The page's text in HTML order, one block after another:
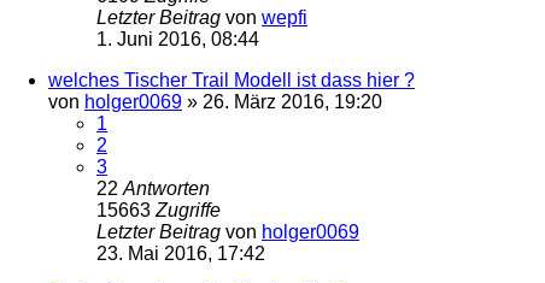
Letzter Beitrag von wepfi
1. Juni 2016, 08:44
welches Tischer Trail Modell ist dass hier ?
von holger0069 » 26. März 2016, 19:20
1
2
3
22 Antworten
15663 Zugriffe
Letzter Beitrag von holger0069
23. Mai 2016, 17:42